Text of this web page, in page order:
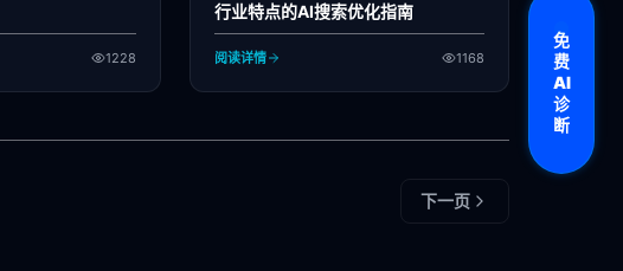
1228
行业特点的AI搜索优化指南
阅读详情 1168
下一页
免
费
AI
诊
断